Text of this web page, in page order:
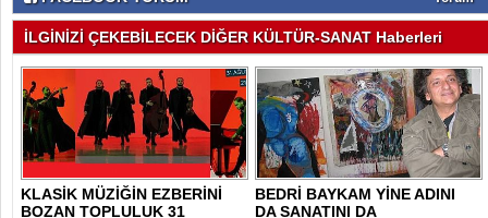
İLGİNİZİ ÇEKEBİLECEK DİĞER KÜLTÜR-SANAT Haberleri
KLASİK MÜZİĞİN EZBERİNİ
BOZAN TOPLULUK 31
BEDRİ BAYKAM YİNE ADINI
DA SANATINI DA